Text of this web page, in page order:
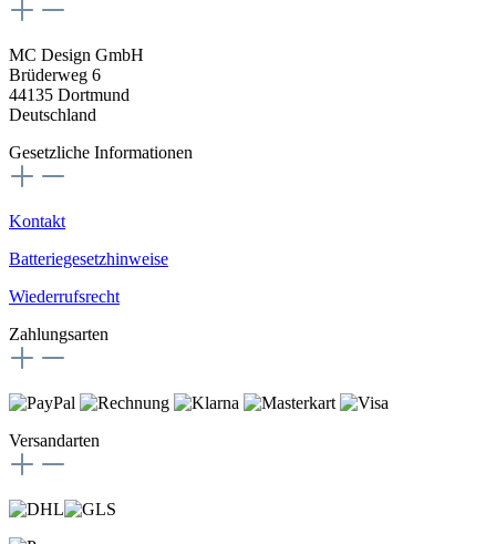
MC Design GmbH
Brüderweg 6
44135 Dortmund
Deutschland
Gesetzliche Informationen
Kontakt
Batteriegesetzhinweise
Wiederrufsrecht
Zahlungsarten
Versandarten